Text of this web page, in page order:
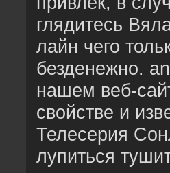
глядитесь
лайн чего
безденежно.
нашем веб-
свойстве и
Телесерия
лупиться